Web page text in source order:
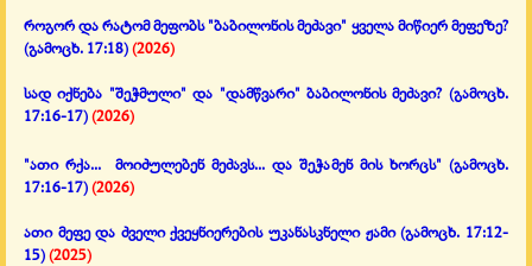
როგორ და რატომ მეფობს "ბაბილონის მეძავი" ყველა მიწიერ მეფეზე?
(გამოცხ. 17:18)(2026)
სად იქნება "შეჭმული" და "დამწვარი" ბაბილონის მეძავი? (გამოცხ.
17:16-17)(2026)
"ათი რქა... მოიძულებენ მეძავს... და შეჭამენ მის ხორცს" (გამოცხ.
17:16-17)(2026)
ათი მეფე და ძველი ქვეყნიერების უკანასკნელი ჟამი(გამოცხ. 17:12-
15)(2025)